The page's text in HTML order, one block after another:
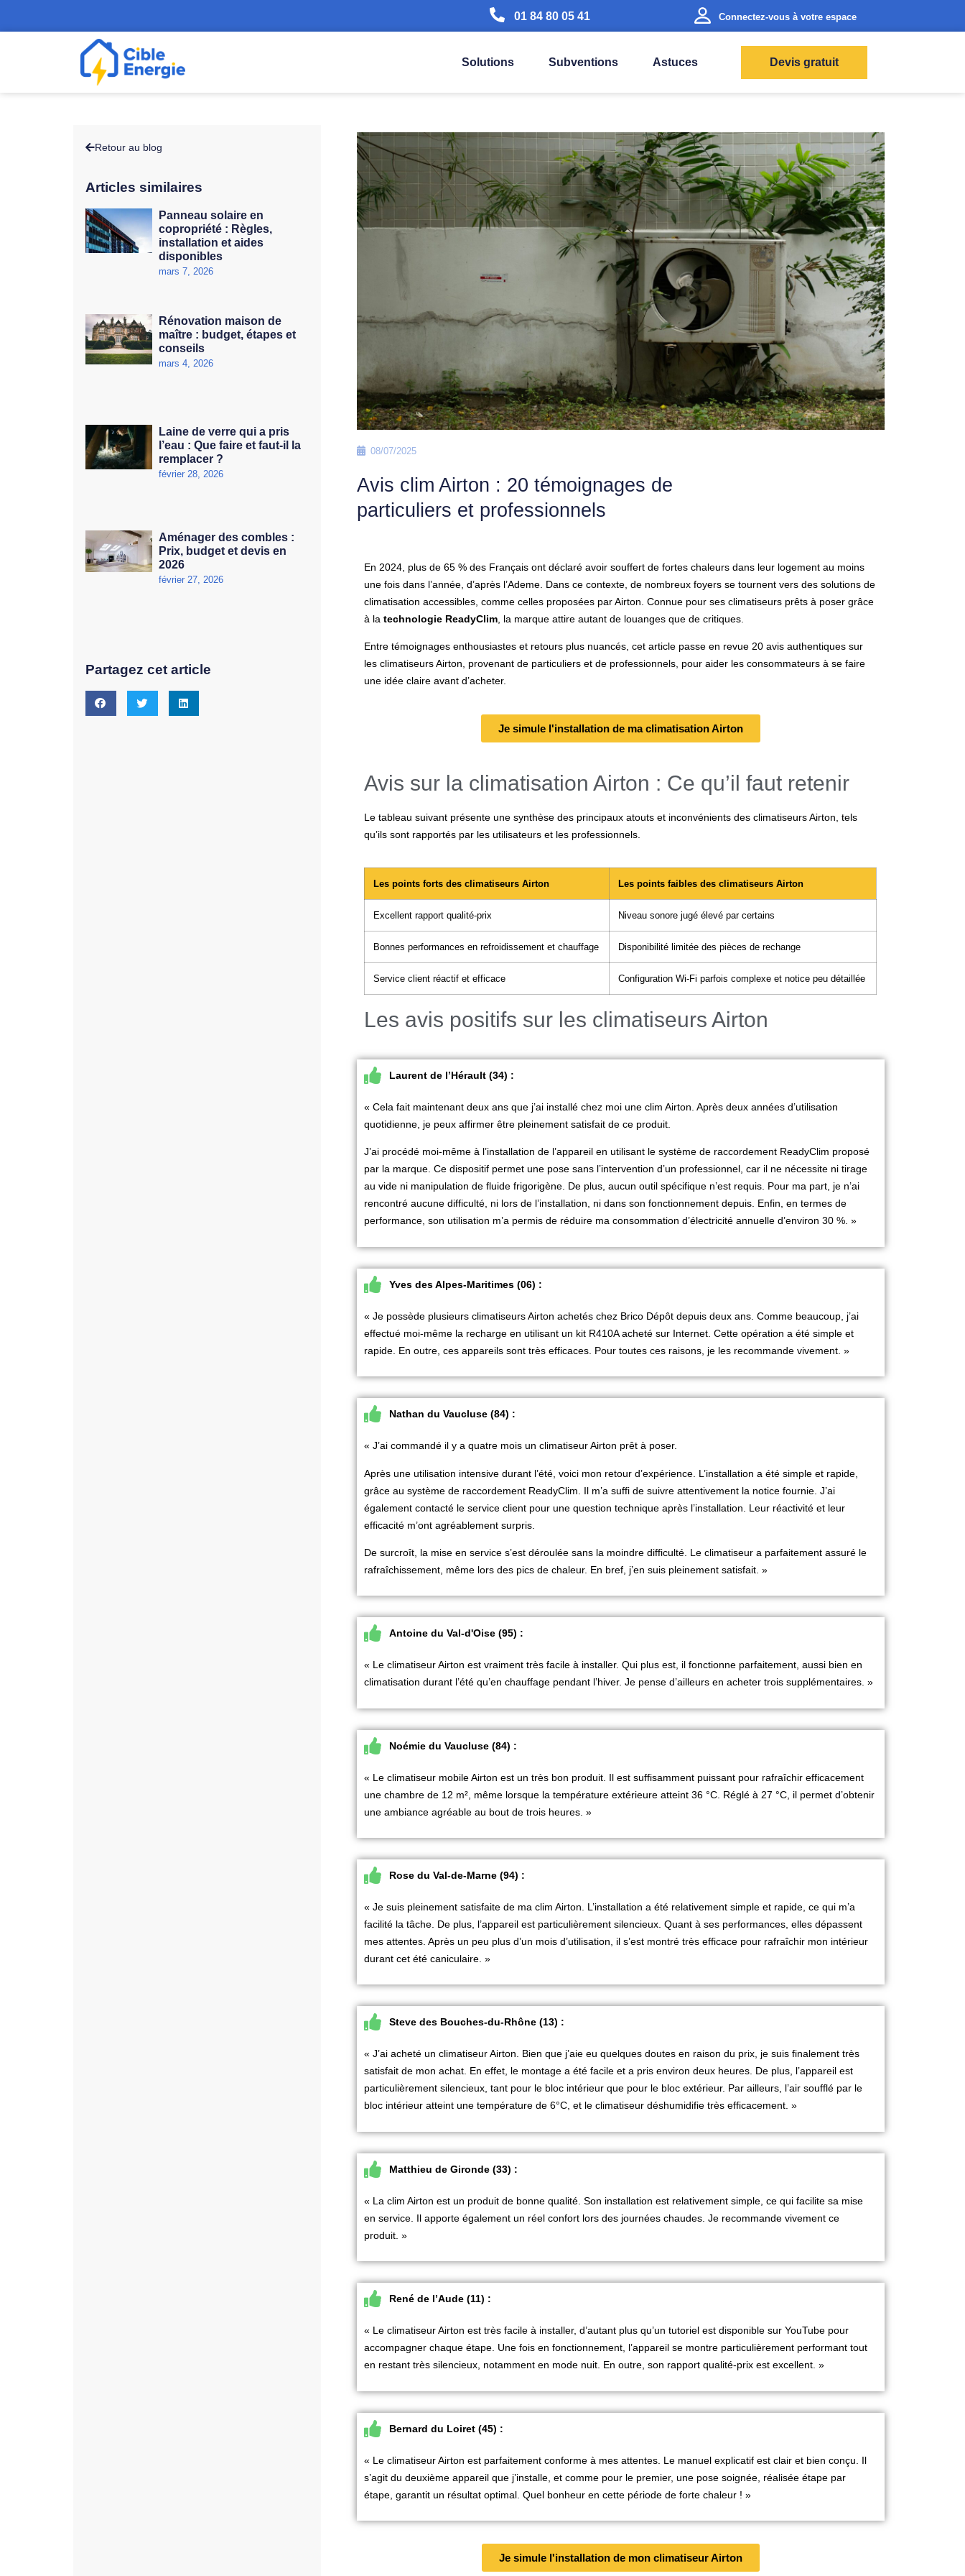
01 84 80 05 41 Connectez-vous à votre espace
Solutions Subventions Astuces Devis gratuit
Retour au blog
Articles similaires
Panneau solaire en
copropriété : Règles,
installation et aides
disponibles
mars 7, 2026
Rénovation maison de
maître : budget, étapes et
conseils
mars 4, 2026
Laine de verre qui a pris
l’eau : Que faire et faut-il la
remplacer ?
février 28, 2026
Aménager des combles :
Prix, budget et devis en
2026
février 27, 2026
Partagez cet article
08/07/2025
Avis clim Airton : 20 témoignages de
particuliers et professionnels
En 2024, plus de 65 % des Français ont déclaré avoir souffert de fortes chaleurs dans leur logement au moins
une fois dans l’année, d’après l’Ademe. Dans ce contexte, de nombreux foyers se tournent vers des solutions de
climatisation accessibles, comme celles proposées par Airton. Connue pour ses climatiseurs prêts à poser grâce
à la technologie ReadyClim, la marque attire autant de louanges que de critiques.
Entre témoignages enthousiastes et retours plus nuancés, cet article passe en revue 20 avis authentiques sur
les climatiseurs Airton, provenant de particuliers et de professionnels, pour aider les consommateurs à se faire
une idée claire avant d’acheter.
Je simule l'installation de ma climatisation Airton
Avis sur la climatisation Airton : Ce qu’il faut retenir
Le tableau suivant présente une synthèse des principaux atouts et inconvénients des climatiseurs Airton, tels
qu’ils sont rapportés par les utilisateurs et les professionnels.
Les points forts des climatiseurs Airton Les points faibles des climatiseurs Airton
Excellent rapport qualité-prix Niveau sonore jugé élevé par certains
Bonnes performances en refroidissement et chauffage Disponibilité limitée des pièces de rechange
Service client réactif et efficace Configuration Wi-Fi parfois complexe et notice peu détaillée
Les avis positifs sur les climatiseurs Airton
Laurent de l’Hérault (34) :
« Cela fait maintenant deux ans que j’ai installé chez moi une clim Airton. Après deux années d’utilisation
quotidienne, je peux affirmer être pleinement satisfait de ce produit.
J’ai procédé moi-même à l’installation de l’appareil en utilisant le système de raccordement ReadyClim proposé
par la marque. Ce dispositif permet une pose sans l’intervention d’un professionnel, car il ne nécessite ni tirage
au vide ni manipulation de fluide frigorigène. De plus, aucun outil spécifique n’est requis. Pour ma part, je n’ai
rencontré aucune difficulté, ni lors de l’installation, ni dans son fonctionnement depuis. Enfin, en termes de
performance, son utilisation m’a permis de réduire ma consommation d’électricité annuelle d’environ 30 %. »
Yves des Alpes-Maritimes (06) :
« Je possède plusieurs climatiseurs Airton achetés chez Brico Dépôt depuis deux ans. Comme beaucoup, j’ai
effectué moi-même la recharge en utilisant un kit R410A acheté sur Internet. Cette opération a été simple et
rapide. En outre, ces appareils sont très efficaces. Pour toutes ces raisons, je les recommande vivement. »
Nathan du Vaucluse (84) :
« J’ai commandé il y a quatre mois un climatiseur Airton prêt à poser.
Après une utilisation intensive durant l’été, voici mon retour d’expérience. L’installation a été simple et rapide,
grâce au système de raccordement ReadyClim. Il m’a suffi de suivre attentivement la notice fournie. J’ai
également contacté le service client pour une question technique après l’installation. Leur réactivité et leur
efficacité m’ont agréablement surpris.
De surcroît, la mise en service s’est déroulée sans la moindre difficulté. Le climatiseur a parfaitement assuré le
rafraîchissement, même lors des pics de chaleur. En bref, j’en suis pleinement satisfait. »
Antoine du Val-d'Oise (95) :
« Le climatiseur Airton est vraiment très facile à installer. Qui plus est, il fonctionne parfaitement, aussi bien en
climatisation durant l’été qu’en chauffage pendant l’hiver. Je pense d’ailleurs en acheter trois supplémentaires. »
Noémie du Vaucluse (84) :
« Le climatiseur mobile Airton est un très bon produit. Il est suffisamment puissant pour rafraîchir efficacement
une chambre de 12 m², même lorsque la température extérieure atteint 36 °C. Réglé à 27 °C, il permet d’obtenir
une ambiance agréable au bout de trois heures. »
Rose du Val-de-Marne (94) :
« Je suis pleinement satisfaite de ma clim Airton. L’installation a été relativement simple et rapide, ce qui m’a
facilité la tâche. De plus, l’appareil est particulièrement silencieux. Quant à ses performances, elles dépassent
mes attentes. Après un peu plus d’un mois d’utilisation, il s’est montré très efficace pour rafraîchir mon intérieur
durant cet été caniculaire. »
Steve des Bouches-du-Rhône (13) :
« J’ai acheté un climatiseur Airton. Bien que j’aie eu quelques doutes en raison du prix, je suis finalement très
satisfait de mon achat. En effet, le montage a été facile et a pris environ deux heures. De plus, l’appareil est
particulièrement silencieux, tant pour le bloc intérieur que pour le bloc extérieur. Par ailleurs, l’air soufflé par le
bloc intérieur atteint une température de 6°C, et le climatiseur déshumidifie très efficacement. »
Matthieu de Gironde (33) :
« La clim Airton est un produit de bonne qualité. Son installation est relativement simple, ce qui facilite sa mise
en service. Il apporte également un réel confort lors des journées chaudes. Je recommande vivement ce
produit. »
René de l’Aude (11) :
« Le climatiseur Airton est très facile à installer, d’autant plus qu’un tutoriel est disponible sur YouTube pour
accompagner chaque étape. Une fois en fonctionnement, l’appareil se montre particulièrement performant tout
en restant très silencieux, notamment en mode nuit. En outre, son rapport qualité-prix est excellent. »
Bernard du Loiret (45) :
« Le climatiseur Airton est parfaitement conforme à mes attentes. Le manuel explicatif est clair et bien conçu. Il
s’agit du deuxième appareil que j’installe, et comme pour le premier, une pose soignée, réalisée étape par
étape, garantit un résultat optimal. Quel bonheur en cette période de forte chaleur ! »
Je simule l'installation de mon climatiseur Airton